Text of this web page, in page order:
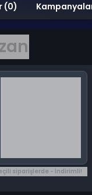
Değerlendirmeler (0)
siparişlerde - İndirimli!